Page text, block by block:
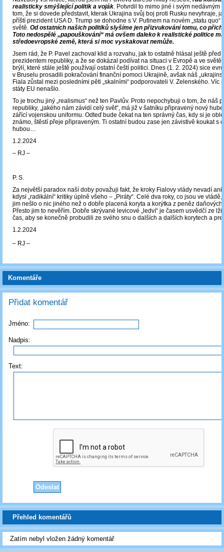
realisticky smýšlející politik a voják. Potvrdil to mimo jiné i svým nedávným
tom, že si dovede představit, kterak Ukrajina svůj boj proti Rusku nevyhraje,
příští prezident USA D. Trump se dohodne s V. Putinem na novém „statu quo“
světě. Od ostatních našich politiků slyšíme jen přizvukování tomu, co
Toto nedospělé „papouškování“ má ovšem daleko k realistické politice
středoevropské země, která si moc vyskakovat nemůže.
Jsem rád, že P. Pavel zachoval klid a rozvahu, jak to ostatně hlásal ještě před
prezidentem republiky, a že se dokázal podívat na situaci v Evropě a ve světě
brýlí, které stále ještě používají ostatní čeští politici. Dnes (1. 2. 2024) sice
v Bruselu prosadili pokračování finanční pomoci Ukrajině, avšak náš
Fiala zůstal mezi posledními pěti „skalními“ podporovateli V. Zelenského. Víc
státy EU nenašlo.
To je trochu jiný „realismus“ než ten Pavlův. Proto nepochybuji o tom, že náš
republiky, „jakého nám závidí celý svět“, má již v šatníku připravený nový
zářící vojenskou uniformu. Odteď bude čekat na ten správný čas, kdy si je
známo, štěstí přeje připraveným. Ti ostatní budou zase jen závistivě koukat s
hubou…
1.2.2024
‒ RJ ‒
P. S.
Za největší paradox naší doby považuji fakt, že kroky Fialovy vlády nevadí
kdysi „radikální“ kritiky úplně všeho – „Piráty“. Celé dva roky, co jsou ve
jim nešlo o nic jiného než o dobře placená koryta a korýtka z peněz
Přesto jim to nevěřím. Dobře skrývané levicové „ledví“ je časem usvědčí ze
čas, aby se konečně probudili ze svého snu o dalších a dalších korytech a
1.2.2024
‒ RJ ‒
Komentáře
Přidat komentář
Jméno:
Nadpis:
Text:
Přehled komentářů
Zatím nebyl vložen žádný komentář